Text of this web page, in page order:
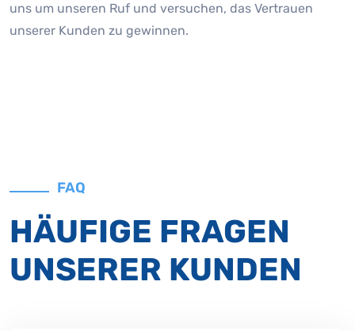
uns um unseren Ruf und versuchen, das Vertrauen
unserer Kunden zu gewinnen.
FAQ
HÄUFIGE FRAGEN
UNSERER KUNDEN